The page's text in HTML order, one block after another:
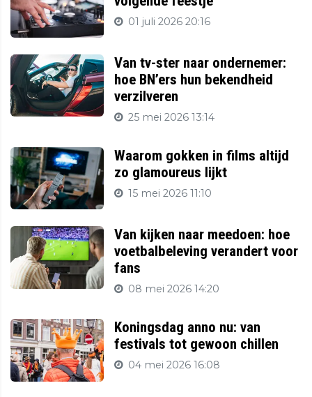
01 juli 2026 20:16
Van tv-ster naar ondernemer:
hoe BN’ers hun bekendheid
verzilveren
25 mei 2026 13:14
Waarom gokken in films altijd
zo glamoureus lijkt
15 mei 2026 11:10
Van kijken naar meedoen: hoe
voetbalbeleving verandert voor
fans
08 mei 2026 14:20
Koningsdag anno nu: van
festivals tot gewoon chillen
04 mei 2026 16:08